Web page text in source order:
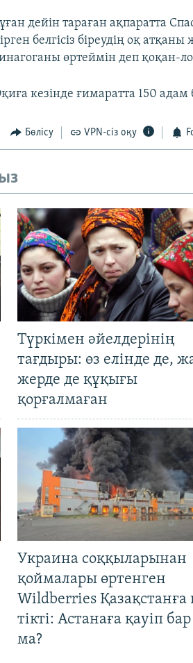
дейін тараған ақпаратта
белгісіз біреудің оқ
өртеймін деп қоқан-
кезінде ғимаратта 150 адам
Бөлісу VPN-сіз оқу
Түркімен әйелдерінің
тағдыры: өз елінде де,
жерде де құқығы
қорғалмаған
Украина соққыларынан
қоймалары өртенген
Wildberries Қазақстанға
тікті: Астанаға қауіп бар
ма?